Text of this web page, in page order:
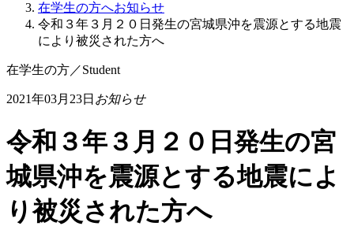
在学生の方へお知らせ
令和３年３月２０日発生の宮城県沖を震源とする地震
により被災された方へ
在学生の方／Student
2021年03月23日 お知らせ
令和３年３月２０日発生の宮
城県沖を震源とする地震によ
り被災された方へ